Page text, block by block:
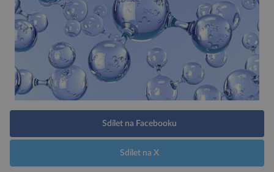
Sdílet na Facebooku
Sdílet na X